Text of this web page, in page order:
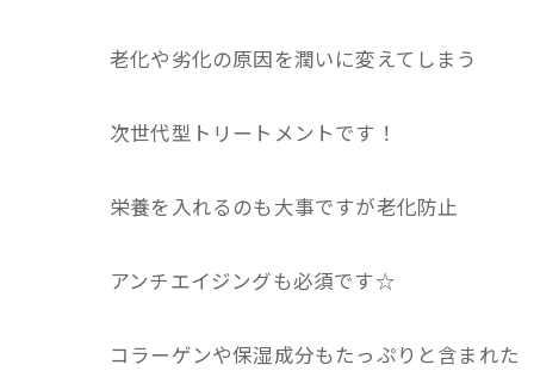
老化や劣化の原因を潤いに変えてしまう
次世代型トリートメントです！
栄養を入れるのも大事ですが老化防止
アンチエイジングも必須です☆
コラーゲンや保湿成分もたっぷりと含まれた